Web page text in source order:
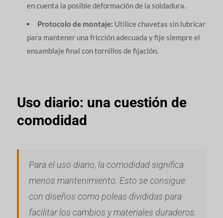
en cuenta la posible deformación de la soldadura.
Protocolo de montaje: Utilice chavetas sin lubricar
para mantener una fricción adecuada y fije siempre el
ensamblaje final con tornillos de fijación.
Uso diario: una cuestión de
comodidad
Para el uso diario, la comodidad significa
menos mantenimiento. Esto se consigue
con diseños como poleas divididas para
facilitar los cambios y materiales duraderos